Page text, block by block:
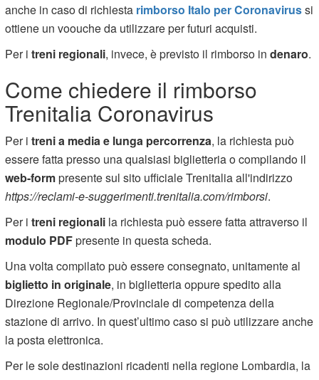
anche in caso di richiesta rimborso Italo per Coronavirussi
ottiene un voouche da utilizzare per futuri acquisti.
Per itreni regionali, invece, è previsto il rimborso indenaro.
Come chiedere il rimborso
Trenitalia Coronavirus
Per itreni a media e lunga percorrenza, la richiesta può
essere fatta presso una qualsiasi biglietteria o compilando il
web-formpresente sul sito ufficiale Trenitalia all'indirizzo
https://reclami-e-suggerimenti.trenitalia.com/rimborsi.
Per itreni regionali la richiesta può essere fatta attraverso il
modulo PDFpresente in questa scheda.
Una volta compilato può essere consegnato, unitamente al
biglietto in originale, in biglietteria oppure spedito alla
Direzione Regionale/Provinciale di competenza della
stazione di arrivo. In quest’ultimo caso si può utilizzare anche
la posta elettronica.
Per le sole destinazioni ricadenti nella regione Lombardia, la